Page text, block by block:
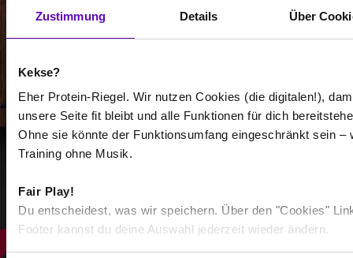
Zustimmung Details Über
Kekse?
Eher Protein-Riegel. Wir nutzen Cookies (die digitalen!),
unsere Seite fit bleibt und alle Funktionen für dich
Ohne sie könnte der Funktionsumfang eingeschränkt sein –
Training ohne Musik.
Fair Play!
Du entscheidest, was wir speichern. Über den "Cookies"
Footer kannst du deine Auswahl jederzeit wieder ändern.
-
-
/
Mehr anzeigen
Auswählen